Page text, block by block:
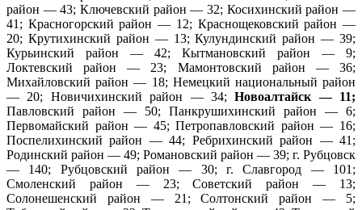
район — 43; Ключевский район — 32; Косихинский район —
41; Красногорский район — 12; Краснощековский район —
20; Крутихинский район — 13; Кулундинский район — 39;
Курьинский район — 42; Кытмановский район — 9;
Локтевский район — 23; Мамонтовский район — 36;
Михайловский район — 18; Немецкий национальный район
— 20; Новичихинский район — 34;Новоалтайск — 11;
Павловский район — 50; Панкрушихинский район — 6;
Первомайский район — 45; Петропавловский район — 16;
Поспелихинский район — 44; Ребрихинский район — 41;
Родинский район — 49; Романовский район — 39; г. Рубцовск
— 140; Рубцовский район — 30; г. Славгород — 101;
Смоленский район — 23; Советский район — 13;
Солонешенский район — 21; Солтонский район — 5;